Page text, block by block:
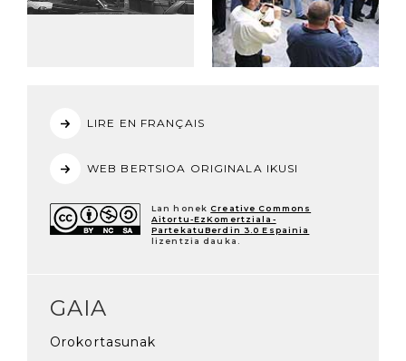
LIRE EN FRANÇAIS
WEB BERTSIOA ORIGINALA IKUSI
Lan honek Creative Commons
Aitortu-EzKomertziala-
PartekatuBerdin 3.0 Espainia
lizentzia dauka.
GAIA
Orokortasunak